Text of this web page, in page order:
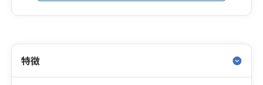
特徴